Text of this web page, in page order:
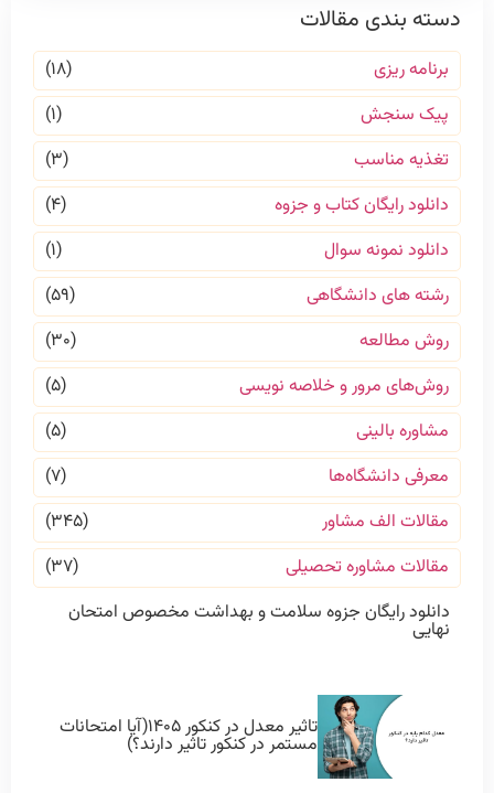
دسته بندی مقالات
برنامه ریزی
(۱۸)
پیک سنجش
(۱)
تغذیه مناسب
(۳)
دانلود رایگان کتاب و جزوه
(۴)
دانلود نمونه سوال
(۱)
رشته های دانشگاهی
(۵۹)
روش مطالعه
(۳۰)
روش‌های مرور و خلاصه نویسی
(۵)
مشاوره بالینی
(۵)
معرفی دانشگاه‌ها
(۷)
مقالات الف مشاور
(۳۴۵)
مقالات مشاوره تحصیلی
(۳۷)
دانلود رایگان جزوه سلامت و بهداشت مخصوص امتحان
نهایی
تاثیر معدل در کنکور ۱۴۰۵(آیا امتحانات
مستمر در کنکور تاثیر دارند؟)